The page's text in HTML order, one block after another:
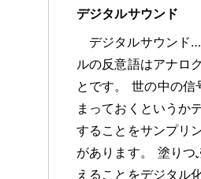
デジタルサウンド
デジタルサウンド
ルの反意語はアナロ
とです。 世の中の信
まっておくというか
することをサンプリ
があります。 塗りつ
えることをデジタル